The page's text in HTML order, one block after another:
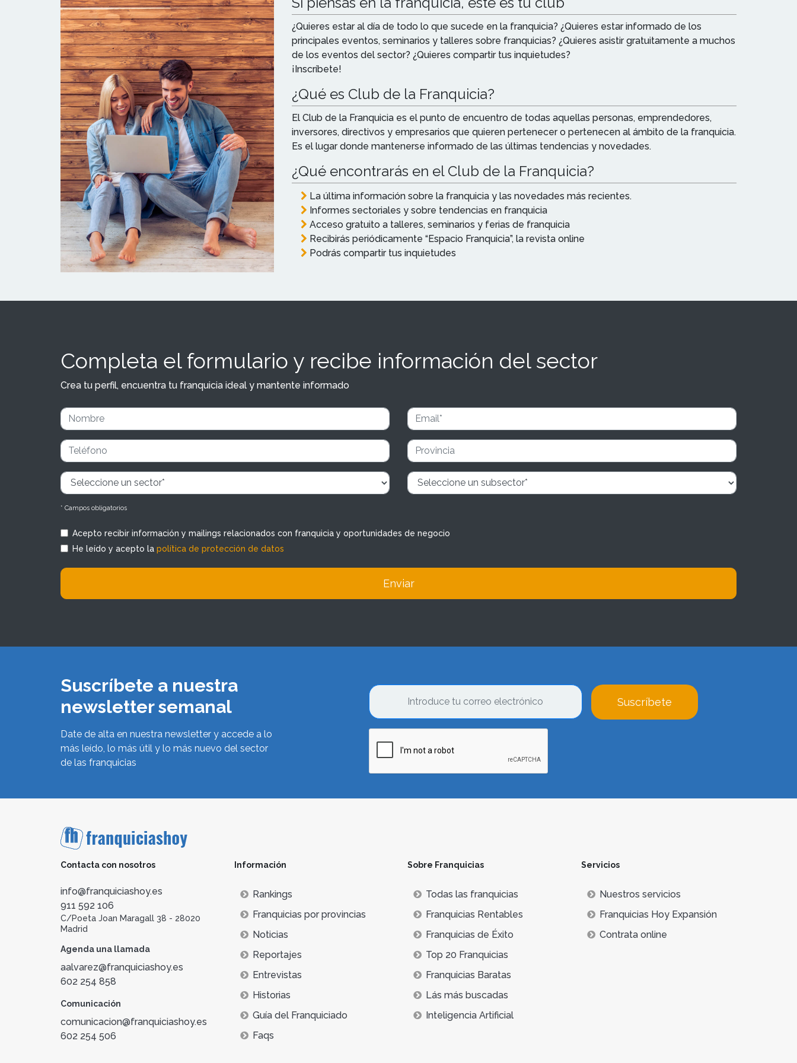
¿Quieres estar al día de todo lo que sucede en la franquicia? ¿Quieres estar informado de los
principales eventos, seminarios y talleres sobre franquicias? ¿Quieres asistir gratuitamente a muchos
de los eventos del sector? ¿Quieres compartir tus inquietudes?
¡Inscríbete!
¿Qué es Club de la Franquicia?
El Club de la Franquicia es el punto de encuentro de todas aquellas personas, emprendedores,
inversores, directivos y empresarios que quieren pertenecer o pertenecen al ámbito de la franquicia.
Es el lugar donde mantenerse informado de las últimas tendencias y novedades.
¿Qué encontrarás en el Club de la Franquicia?
La última información sobre la franquicia y las novedades más recientes.
Informes sectoriales y sobre tendencias en franquicia
Acceso gratuito a talleres, seminarios y ferias de franquicia
Recibirás periódicamente “Espacio Franquicia”, la revista online
Podrás compartir tus inquietudes
Completa el formulario y recibe información del sector
Crea tu perfil, encuentra tu franquicia ideal y mantente informado
* Campos obligatorios
Acepto recibir información y mailings relacionados con franquicia y oportunidades de negocio
He leído y acepto la política de protección de datos
Enviar
Suscríbete a nuestra
newsletter semanal
Date de alta en nuestra newsletter y accede a lo
más leído, lo más útil y lo más nuevo del sector
de las franquicias
Suscríbete
Contacta con nosotros
info@franquiciashoy.es
911 592 106
C/Poeta Joan Maragall 38 - 28020
Madrid
Agenda una llamada
aalvarez@franquiciashoy.es
602 254 858
Comunicación
comunicacion@franquiciashoy.es
602 254 506
Información
Rankings
Franquicias por provincias
Noticias
Reportajes
Entrevistas
Historias
Guía del Franquiciado
Faqs
Sobre Franquicias
Todas las franquicias
Franquicias Rentables
Franquicias de Éxito
Top 20 Franquicias
Franquicias Baratas
Lás más buscadas
Inteligencia Artificial
Servicios
Nuestros servicios
Franquicias Hoy Expansión
Contrata online